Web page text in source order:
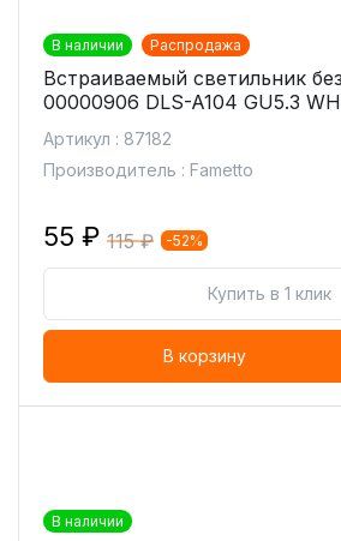
В наличии Распродажа
Встраиваемый светильник
00000906 DLS-A104 GU5.3
Артикул : 87182
Производитель : Fametto
55 ₽ 115 ₽ -52%
Купить в 1 клик
В корзину
В наличии